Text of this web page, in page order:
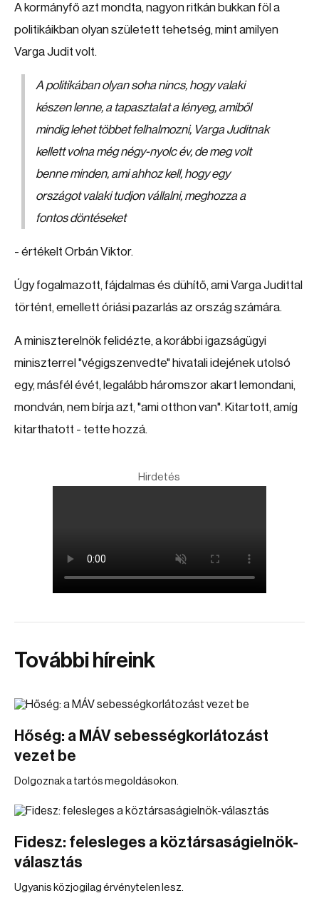
A kormányfő azt mondta, nagyon ritkán bukkan föl a
politikáikban olyan született tehetség, mint amilyen
Varga Judit volt.
A politikában olyan soha nincs, hogy valaki
készen lenne, a tapasztalat a lényeg, amiből
mindig lehet többet felhalmozni, Varga Juditnak
kellett volna még négy-nyolc év, de meg volt
benne minden, ami ahhoz kell, hogy egy
országot valaki tudjon vállalni, meghozza a
fontos döntéseket
- értékelt Orbán Viktor.
Úgy fogalmazott, fájdalmas és dühítő, ami Varga Judittal
történt, emellett óriási pazarlás az ország számára.
A miniszterelnök felidézte, a korábbi igazságügyi
miniszterrel "végigszenvedte" hivatali idejének utolsó
egy, másfél évét, legalább háromszor akart lemondani,
mondván, nem bírja azt, "ami otthon van". Kitartott, amíg
kitarthatott - tette hozzá.
Hirdetés
További híreink
Hőség: a MÁV sebességkorlátozást
vezet be
Dolgoznak a tartós megoldásokon.
Fidesz: felesleges a köztársaságielnök-
választás
Ugyanis közjogilag érvénytelen lesz.